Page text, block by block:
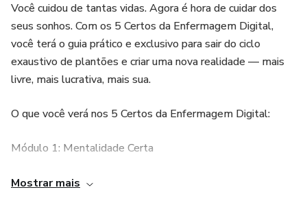
Você cuidou de tantas vidas. Agora é hora de cuidar dos
seus sonhos. Com os 5 Certos da Enfermagem Digital,
você terá o guia prático e exclusivo para sair do ciclo
exaustivo de plantões e criar uma nova realidade — mais
livre, mais lucrativa, mais sua.
O que você verá nos 5 Certos da Enfermagem Digital:
Módulo 1: Mentalidade Certa
Superando barreiras emocionais e desenvolvendo
Mostrar mais